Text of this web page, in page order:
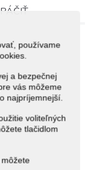
používame
a bezpečnej
vás môžeme
najpríjemnejší.
voliteľných
tlačidlom
môžete